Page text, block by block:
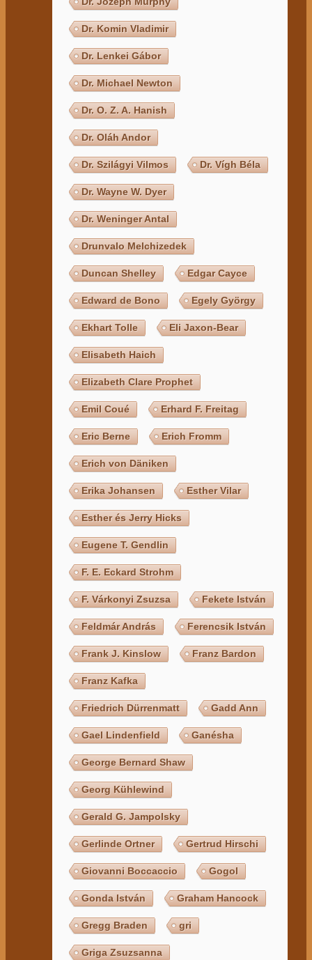
Dr. Komin Vladimir
Dr. Lenkei Gábor
Dr. Michael Newton
Dr. O. Z. A. Hanish
Dr. Oláh Andor
Dr. Szilágyi Vilmos Dr. Vígh Béla
Dr. Wayne W. Dyer
Dr. Weninger Antal
Drunvalo Melchizedek
Duncan Shelley Edgar Cayce
Edward de Bono Egely György
Ekhart Tolle Eli Jaxon-Bear
Elisabeth Haich
Elizabeth Clare Prophet
Emil Coué Erhard F. Freitag
Eric Berne Erich Fromm
Erich von Däniken
Erika Johansen Esther Vilar
Esther és Jerry Hicks
Eugene T. Gendlin
F. E. Eckard Strohm
F. Várkonyi Zsuzsa Fekete István
Feldmár András Ferencsik István
Frank J. Kinslow Franz Bardon
Franz Kafka
Friedrich Dürrenmatt Gadd Ann
Gael Lindenfield Ganésha
George Bernard Shaw
Georg Kühlewind
Gerald G. Jampolsky
Gerlinde Ortner Gertrud Hirschi
Giovanni Boccaccio Gogol
Gonda István Graham Hancock
Gregg Braden gri
Griga Zsuzsanna